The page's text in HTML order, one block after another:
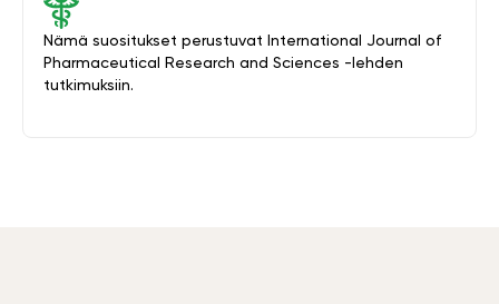
Nämä suositukset perustuvat International Journal of
Pharmaceutical Research and Sciences -lehden
tutkimuksiin.